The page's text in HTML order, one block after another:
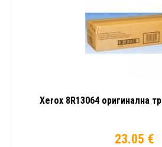
Xerox 8R13064 оригинална
23.05 €